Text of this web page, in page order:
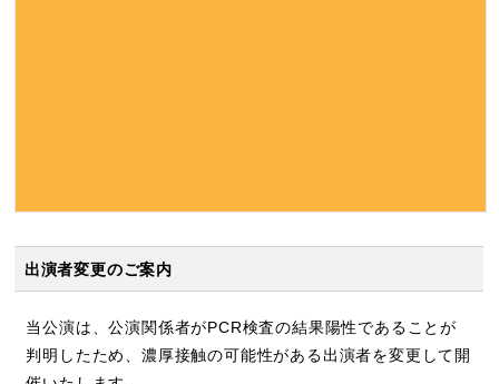
出演者変更のご案内
当公演は、公演関係者がPCR検査の結果陽性であることが
判明したため、濃厚接触の可能性がある出演者を変更して開